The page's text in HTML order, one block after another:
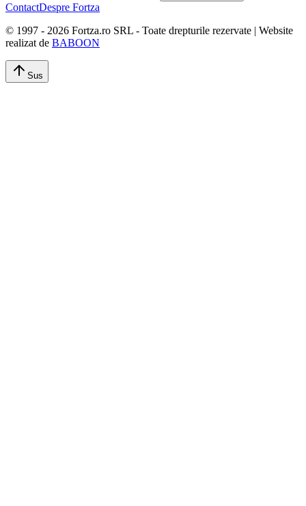
ContactDespre Fortza
© 1997 - 2026 Fortza.ro SRL - Toate drepturile rezervate | Website
realizat de BABOON
Sus